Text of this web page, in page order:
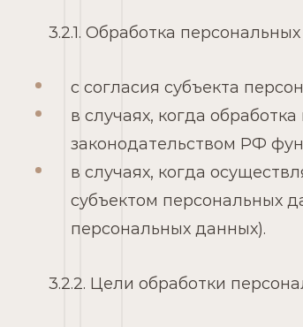
3.2.1. Обработка
с согласия субъекта
в случаях, когда
законодательством РФ
в случаях, когда
субъектом персональных
персональных данных).
3.2.2. Цели обработки